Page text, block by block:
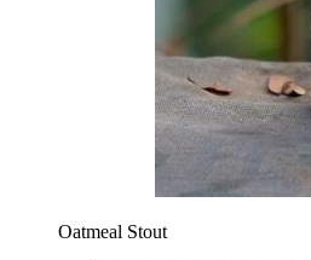
Oatmeal Stout